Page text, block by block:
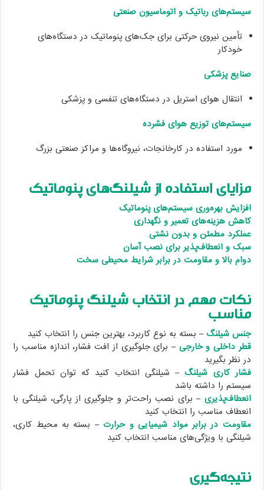
سیستم‌های رباتیک و اتوماسیون صنعتی
تأمین نیروی حرکتی برای جک‌های پنوماتیک در دستگاه‌های
خودکار
صنایع پزشکی
انتقال هوای استریل در دستگاه‌های تنفسی و پزشکی
سیستم‌های توزیع هوای فشرده
مورد استفاده در کارخانجات، نیروگاه‌ها و مراکز صنعتی بزرگ
مزایای استفاده از شیلنگ‌های پنوماتیک
افزایش بهره‌وری سیستم‌های پنوماتیک
کاهش هزینه‌های تعمیر و نگهداری
عملکرد مطمئن و بدون نشتی
سبک و انعطاف‌پذیر برای نصب آسان
دوام بالا و مقاومت در برابر شرایط محیطی سخت
نکات مهم در انتخاب شیلنگ پنوماتیک
مناسب
جنس شیلنگ– بسته به نوع کاربرد، بهترین جنس را انتخاب کنید
قطر داخلی و خارجی– برای جلوگیری از افت فشار، اندازه مناسب را
در نظر بگیرید
فشار کاری شیلنگ– شیلنگی انتخاب کنید که توان تحمل فشار
سیستم را داشته باشد
انعطاف‌پذیری– برای نصب راحت‌تر و جلوگیری از پارگی، شیلنگی با
انعطاف مناسب را انتخاب کنید
مقاومت در برابر مواد شیمیایی و حرارت– بسته به محیط کاری،
شیلنگی با ویژگی‌های مناسب انتخاب کنید
نتیجه‌گیری